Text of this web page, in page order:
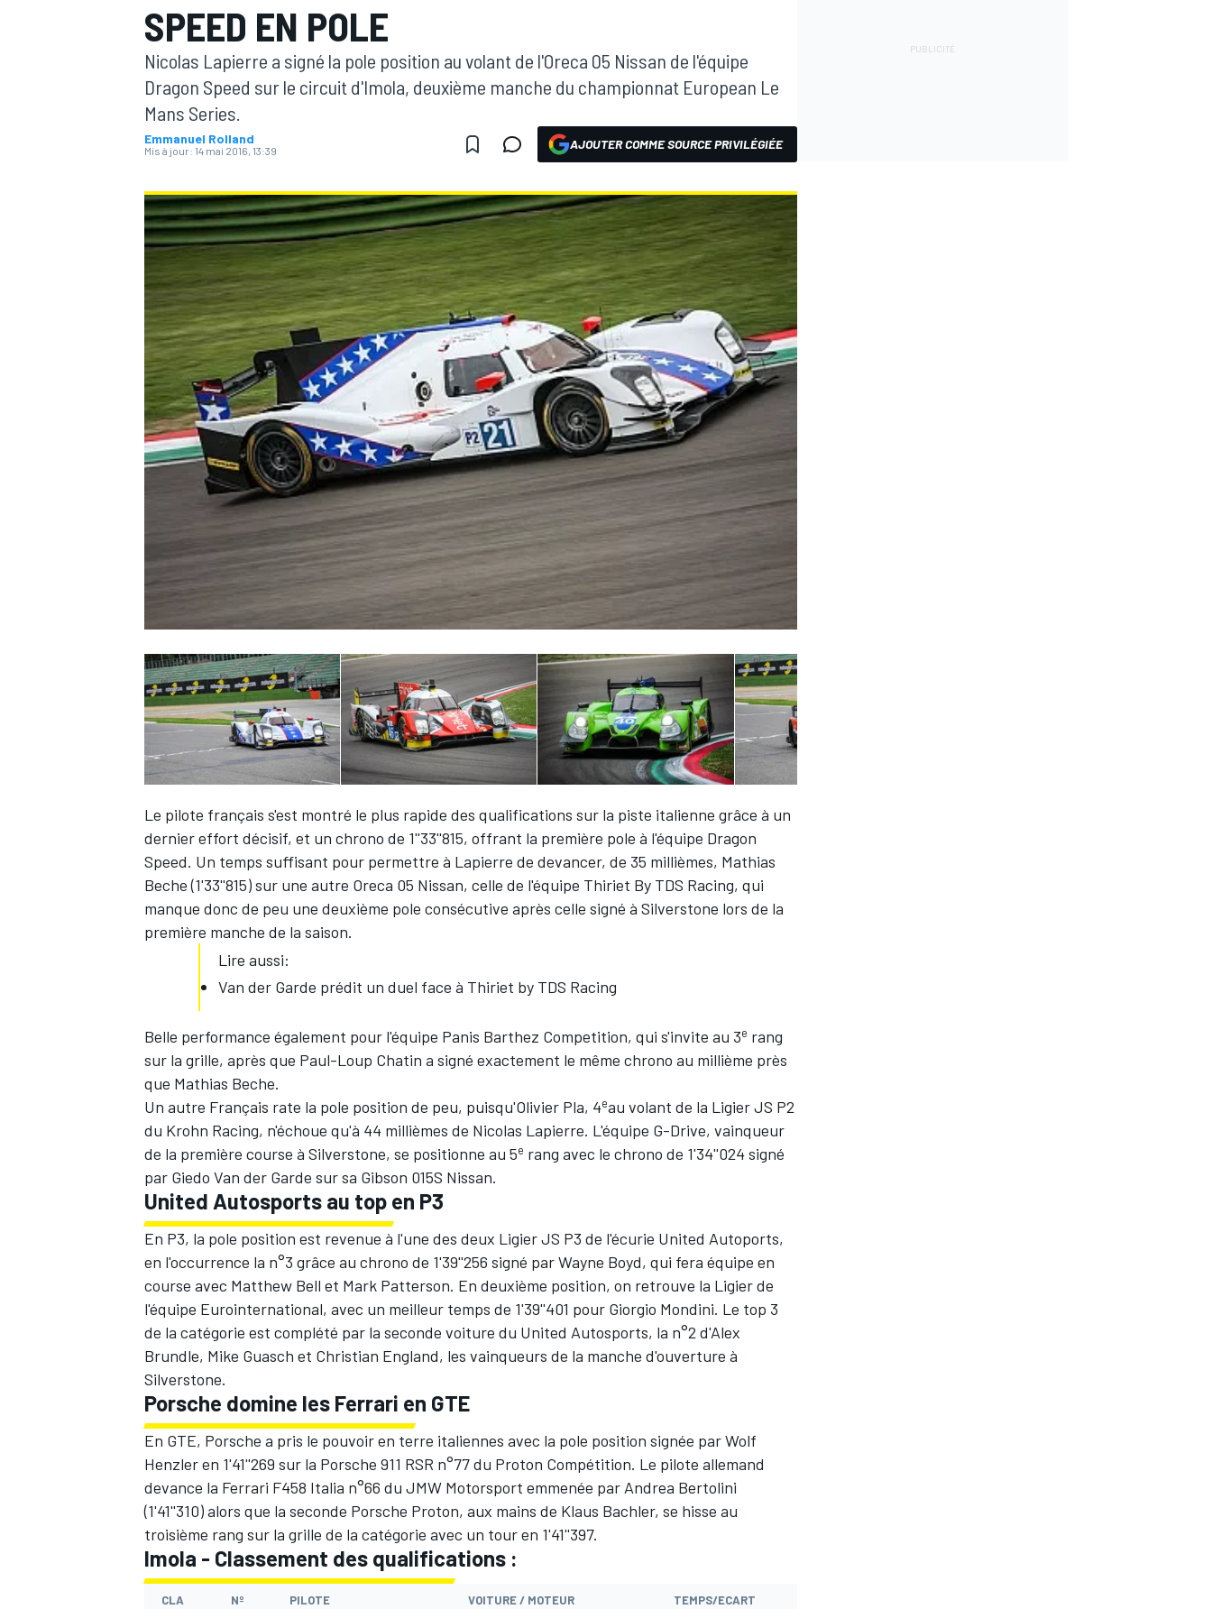
MOTOGP
WRC
WEC
SPEED EN POLE
Nicolas Lapierre a signé la pole position au volant de l'Oreca 05 Nissan de l'équipe
Dragon Speed sur le circuit d'Imola, deuxième manche du championnat European Le
Mans Series.
Emmanuel Rolland
Mis à jour: 14 mai 2016, 13:39 AJOUTER COMME SOURCE PRIVILÉGIÉE
Le pilote français s'est montré le plus rapide des qualifications sur la piste italienne grâce à un
dernier effort décisif, et un chrono de 1''33''815, offrant la première pole à l'équipe Dragon
Speed. Un temps suffisant pour permettre à Lapierre de devancer, de 35 millièmes, Mathias
Beche (1'33''815) sur une autre Oreca 05 Nissan, celle de l'équipe Thiriet By TDS Racing, qui
manque donc de peu une deuxième pole consécutive après celle signé à Silverstone lors de la
première manche de la saison.
Lire aussi:
Van der Garde prédit un duel face à Thiriet by TDS Racing
Belle performance également pour l'équipe Panis Barthez Competition, qui s'invite au 3e rang
sur la grille, après que Paul-Loup Chatin a signé exactement le même chrono au millième près
que Mathias Beche.
Un autre Français rate la pole position de peu, puisqu'Olivier Pla, 4eau volant de la Ligier JS P2
du Krohn Racing, n'échoue qu'à 44 millièmes de Nicolas Lapierre. L'équipe G-Drive, vainqueur
de la première course à Silverstone, se positionne au 5e rang avec le chrono de 1'34''024 signé
par Giedo Van der Garde sur sa Gibson 015S Nissan.
United Autosports au top en P3
En P3, la pole position est revenue à l'une des deux Ligier JS P3 de l'écurie United Autoports,
en l'occurrence la n°3 grâce au chrono de 1'39''256 signé par Wayne Boyd, qui fera équipe en
course avec Matthew Bell et Mark Patterson. En deuxième position, on retrouve la Ligier de
l'équipe Eurointernational, avec un meilleur temps de 1'39''401 pour Giorgio Mondini. Le top 3
de la catégorie est complété par la seconde voiture du United Autosports, la n°2 d'Alex
Brundle, Mike Guasch et Christian England, les vainqueurs de la manche d'ouverture à
Silverstone.
Porsche domine les Ferrari en GTE
En GTE, Porsche a pris le pouvoir en terre italiennes avec la pole position signée par Wolf
Henzler en 1'41''269 sur la Porsche 911 RSR n°77 du Proton Compétition. Le pilote allemand
devance la Ferrari F458 Italia n°66 du JMW Motorsport emmenée par Andrea Bertolini
(1'41''310) alors que la seconde Porsche Proton, aux mains de Klaus Bachler, se hisse au
troisième rang sur la grille de la catégorie avec un tour en 1'41''397.
Imola - Classement des qualifications :
CLA Nº PILOTE VOITURE / MOTEUR TEMPS/ECART